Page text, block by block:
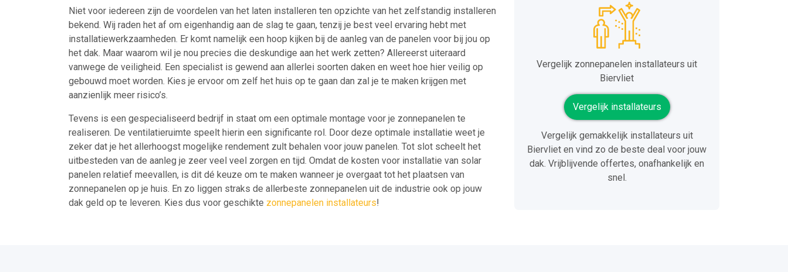
Niet voor iedereen zijn de voordelen van het laten installeren ten opzichte van het zelfstandig installeren
bekend. Wij raden het af om eigenhandig aan de slag te gaan, tenzij je best veel ervaring hebt met
installatiewerkzaamheden. Er komt namelijk een hoop kijken bij de aanleg van de panelen voor bij jou op
het dak. Maar waarom wil je nou precies die deskundige aan het werk zetten? Allereerst uiteraard
vanwege de veiligheid. Een specialist is gewend aan allerlei soorten daken en weet hoe hier veilig op
gebouwd moet worden. Kies je ervoor om zelf het huis op te gaan dan zal je te maken krijgen met
aanzienlijk meer risico’s.
Tevens is een gespecialiseerd bedrijf in staat om een optimale montage voor je zonnepanelen te
realiseren. De ventilatieruimte speelt hierin een significante rol. Door deze optimale installatie weet je
zeker dat je het allerhoogst mogelijke rendement zult behalen voor jouw panelen. Tot slot scheelt het
uitbesteden van de aanleg je zeer veel veel zorgen en tijd. Omdat de kosten voor installatie van solar
panelen relatief meevallen, is dit dé keuze om te maken wanneer je overgaat tot het plaatsen van
zonnepanelen op je huis. En zo liggen straks de allerbeste zonnepanelen uit de industrie ook op jouw
dak geld op te leveren. Kies dus voor geschikte zonnepanelen installateurs!
Vergelijk zonnepanelen installateurs uit
Biervliet
Vergelijk installateurs
Vergelijk gemakkelijk installateurs uit
Biervliet en vind zo de beste deal voor jouw
dak. Vrijblijvende offertes, onafhankelijk en
snel.